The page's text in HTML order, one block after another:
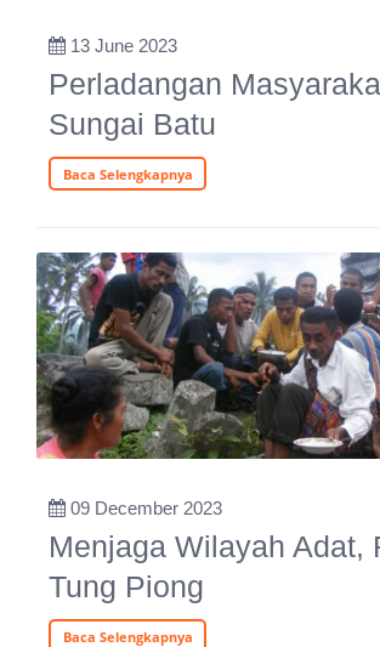
13 June 2023
Perladangan
Sungai Batu
Baca Selengkapnya
09 December 2023
Menjaga Wilayah Adat,
Tung Piong
Baca Selengkapnya